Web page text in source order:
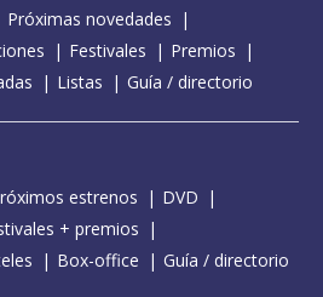
Próximas novedades
Festivales
Premios
Listas Guía / directorio
estrenos
DVD
+ premios
Box-office Guía / directorio